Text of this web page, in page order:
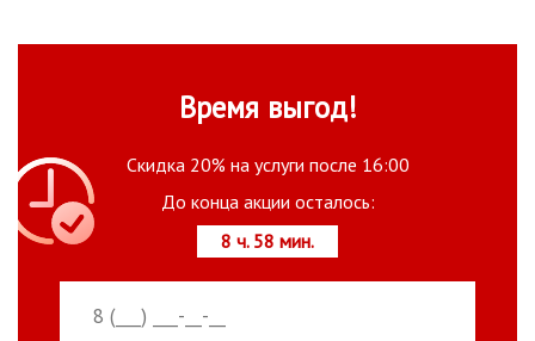
Время выгод!
Скидка 20% на услуги после 16:00
До конца акции осталось:
8 ч. 58 мин.